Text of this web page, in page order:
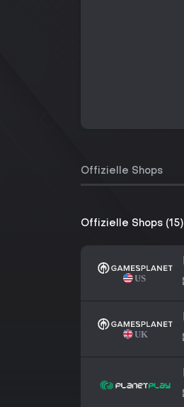
Offizielle Shops
Offizielle Shops (15)